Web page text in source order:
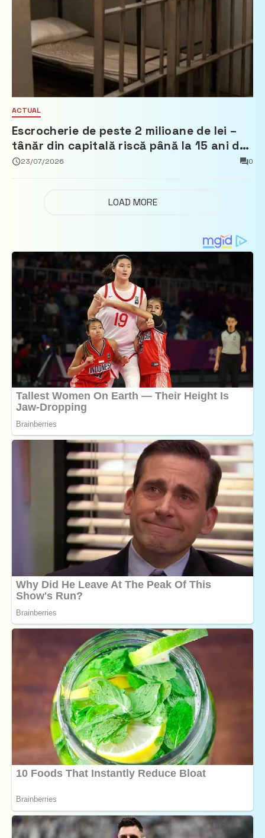
ACTUAL
Escrocherie de peste 2 milioane de lei –
tânăr din capitală riscă până la 15 ani de
închisoare
23/07/2026 0
LOAD MORE